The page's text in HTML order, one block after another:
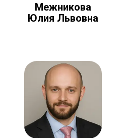
Межникова
Юлия Львовна